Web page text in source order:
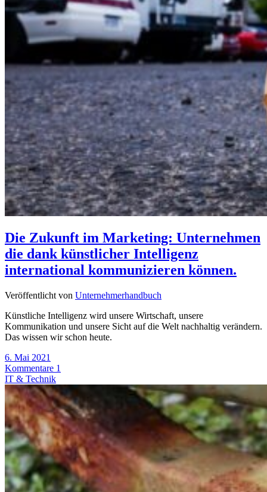
Die Zukunft im Marketing: Unternehmen
die dank künstlicher Intelligenz
international kommunizieren können.
Veröffentlicht von Unternehmerhandbuch
Künstliche Intelligenz wird unsere Wirtschaft, unsere
Kommunikation und unsere Sicht auf die Welt nachhaltig verändern.
Das wissen wir schon heute.
6. Mai 2021
Kommentare 1
IT & Technik